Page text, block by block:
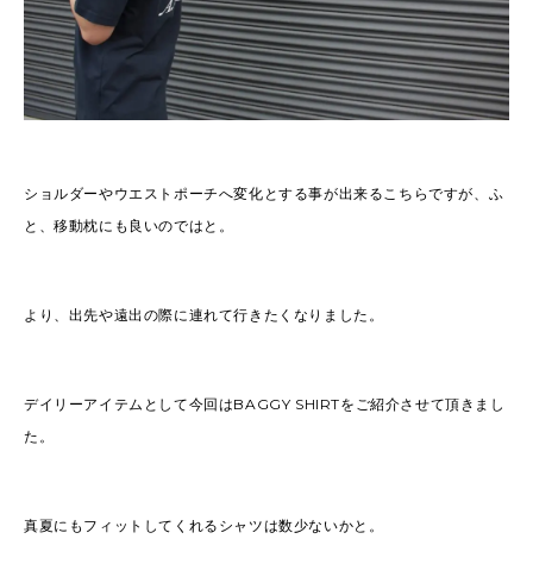
ショルダーやウエストポーチへ変化とする事が出来るこちらですが、ふ
と、移動枕にも良いのではと。
より、出先や遠出の際に連れて行きたくなりました。
デイリーアイテムとして今回はBAGGY SHIRTをご紹介させて頂きまし
た。
真夏にもフィットしてくれるシャツは数少ないかと。